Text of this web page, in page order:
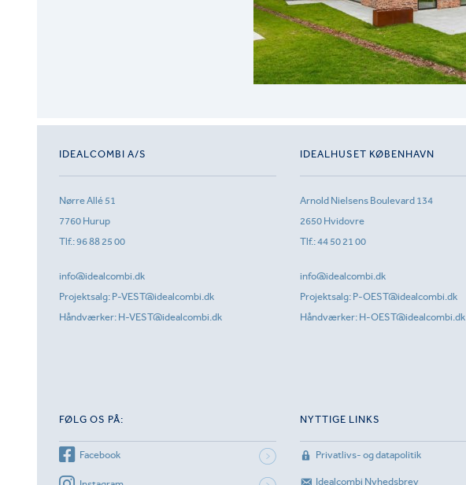
IDEALCOMBI A/S
Nørre Allé 51
7760 Hurup
Tlf.:96 88 25 00
info@idealcombi.dk
Projektsalg: P-VEST@idealcombi.dk
Håndværker: H-VEST@idealcombi.dk
IDEALHUSET KØBENHAVN
Arnold Nielsens Boulevard 134
2650 Hvidovre
Tlf.:44 50 21 00
info@idealcombi.dk
Projektsalg: P-OEST@idealcombi.dk
Håndværker: H-OEST@idealcombi.dk
FØLG OS PÅ:
Facebook
NYTTIGE LINKS
Privatlivs- og datapolitik
Idealcombi Nyhedsbrev